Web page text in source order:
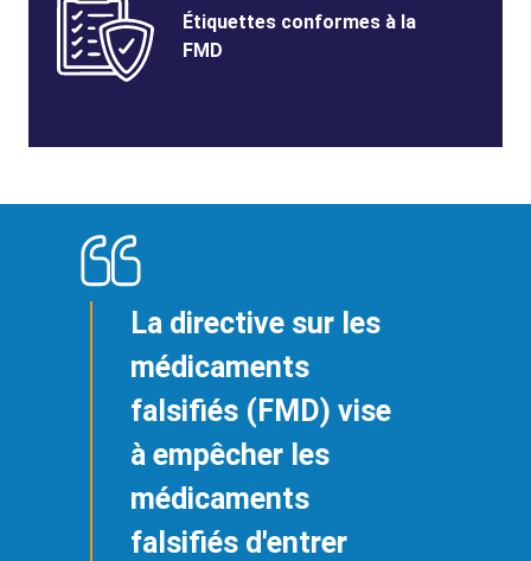
Image
Benefits
Title
Étiquettes conformes à la
FMD
La directive sur les
médicaments
falsifiés (FMD) vise
à empêcher les
médicaments
falsifiés d'entrer